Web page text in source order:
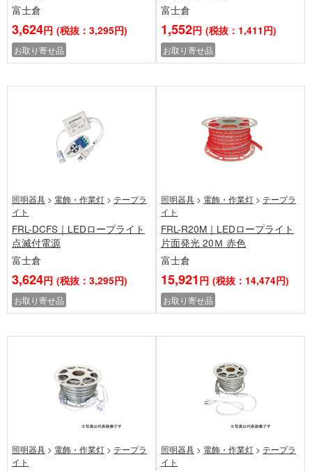
富士倉
3,624円 (税抜：3,295円)
お取り寄せ品
富士倉
1,552円 (税抜：1,411円)
お取り寄せ品
照明器具 > 電飾・作業灯 > テープラ
イト
FRL-DCFS｜LEDロープライト
点滅付電源
富士倉
3,624円 (税抜：3,295円)
お取り寄せ品
照明器具 > 電飾・作業灯 > テープラ
イト
FRL-R20M｜LEDロープライト
片面発光 20Ｍ 赤色
富士倉
15,921 円 (税抜：14,474円)
お取り寄せ品
照明器具 > 電飾・作業灯 > テープラ
イト
照明器具 > 電飾・作業灯 > テープラ
イト